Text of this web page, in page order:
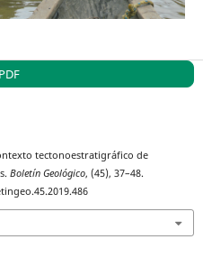
PDF
tectonoestratigráfico de
Boletín Geológico, (45), 37–48.